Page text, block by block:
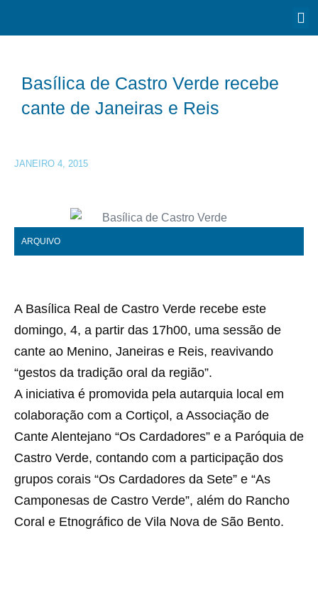
Basílica de Castro Verde recebe
cante de Janeiras e Reis
JANEIRO 4, 2015
ARQUIVO
A Basílica Real de Castro Verde recebe este
domingo, 4, a partir das 17h00, uma sessão de
cante ao Menino, Janeiras e Reis, reavivando
“gestos da tradição oral da região”.
A iniciativa é promovida pela autarquia local em
colaboração com a Cortiçol, a Associação de
Cante Alentejano “Os Cardadores” e a Paróquia de
Castro Verde, contando com a participação dos
grupos corais “Os Cardadores da Sete” e “As
Camponesas de Castro Verde”, além do Rancho
Coral e Etnográfico de Vila Nova de São Bento.